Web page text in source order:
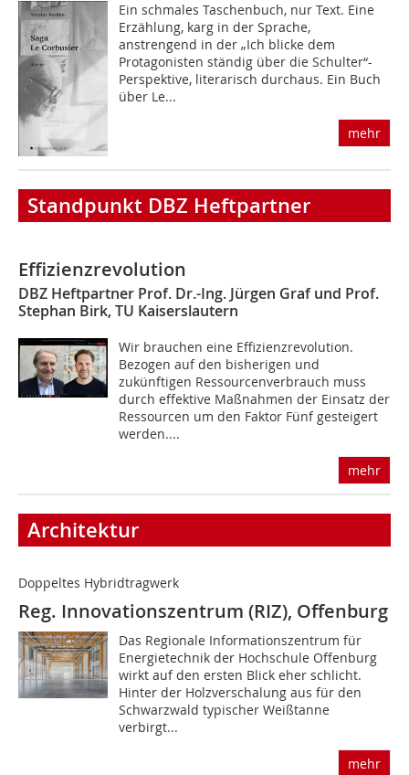
Ein schmales Taschenbuch, nur Text. Eine
Erzählung, karg in der Sprache,
anstrengend in der „Ich blicke dem
Protagonisten ständig über die Schulter“-
Perspektive, literarisch durchaus. Ein Buch
über Le...
mehr
Standpunkt DBZ Heftpartner
Effizienzrevolution
DBZ Heftpartner Prof. Dr.-Ing. Jürgen Graf und Prof.
Stephan Birk, TU Kaiserslautern
Wir brauchen eine Effizienzrevolution.
Bezogen auf den bisherigen und
zukünftigen Ressourcenverbrauch muss
durch effektive Maßnahmen der Einsatz der
Ressourcen um den Faktor Fünf gesteigert
werden....
mehr
Architektur
Doppeltes Hybridtragwerk
Reg. Innovationszentrum (RIZ), Offenburg
Das Regionale Informationszentrum für
Energietechnik der Hochschule Offenburg
wirkt auf den ersten Blick eher schlicht.
Hinter der Holzverschalung aus für den
Schwarzwald typischer Weißtanne
verbirgt...
mehr